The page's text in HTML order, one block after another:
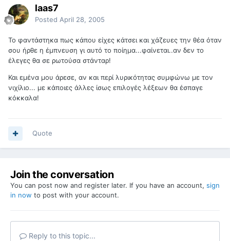
laas7
Posted April 28, 2005
Το φαντάστηκα πως κάπου είχες κάτσει και χάζευες την θέα όταν
σου ήρθε η έμπνευση γι αυτό το ποίημα...φαίνεται..αν δεν το
έλεγες θα σε ρωτούσα στάνταρ!
Και εμένα μου άρεσε, αν και περί λυρικότητας συμφώνω με τον
νιχίλιο... με κάποιες άλλες ίσως επιλογές λέξεων θα έσπαγε
κόκκαλα!
Quote
Join the conversation
You can post now and register later. If you have an account, sign
in now to post with your account.
Reply to this topic...